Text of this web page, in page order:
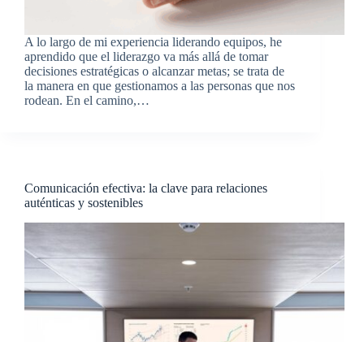
A lo largo de mi experiencia liderando equipos, he
aprendido que el liderazgo va más allá de tomar
decisiones estratégicas o alcanzar metas; se trata de
la manera en que gestionamos a las personas que nos
rodean. En el camino,…
Comunicación efectiva: la clave para relaciones
auténticas y sostenibles